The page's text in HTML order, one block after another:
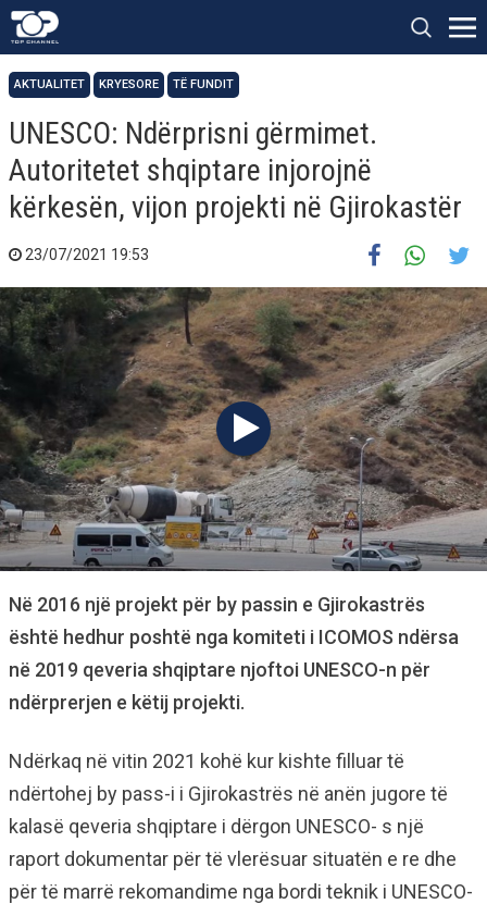
AKTUALITET KRYESORE TË FUNDIT
UNESCO: Ndërprisni gërmimet.
Autoritetet shqiptare injorojnë
kërkesën, vijon projekti në Gjirokastër
23/07/2021 19:53
Në 2016 një projekt për by passin e Gjirokastrës
është hedhur poshtë nga komiteti i ICOMOS ndërsa
në 2019 qeveria shqiptare njoftoi UNESCO-n për
ndërprerjen e këtij projekti.
Ndërkaq në vitin 2021 kohë kur kishte filluar të
ndërtohej by pass-i i Gjirokastrës në anën jugore të
kalasë qeveria shqiptare i dërgon UNESCO- s një
raport dokumentar për të vlerësuar situatën e re dhe
për të marrë rekomandime nga bordi teknik i UNESCO-